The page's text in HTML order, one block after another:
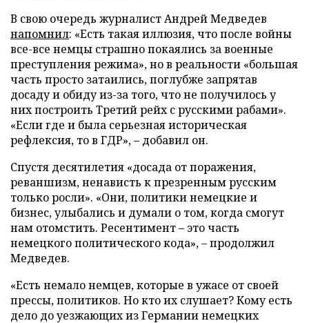
В свою очередь журналист Андрей Медведев
напомнил: «Есть такая иллюзия, что после войны
все-все немцы страшно покаялись за военные
преступления режима», но в реальности «большая
часть просто затаились, поглубже запрятав
досаду и обиду из-за того, что не получилось у
них построить Третий рейх с русскими рабами».
«Если где и была серьезная историческая
рефлексия, то в ГДР», – добавил он.
Спустя десятилетия «досада от поражения,
реваншизм, ненависть к презренным русским
только росли». «Они, политики немецкие и
бизнес, улыбались и думали о том, когда смогут
нам отомстить. Ресентимент – это часть
немецкого политического кода», – продолжил
Медведев.
«Есть немало немцев, которые в ужасе от своей
прессы, политиков. Но кто их слушает? Кому есть
дело до уезжающих из Германии немецких